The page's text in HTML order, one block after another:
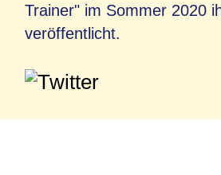
Trainer" im Sommer 2020
veröffentlicht.